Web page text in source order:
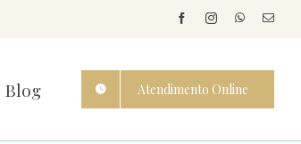
Blog Atendimento Online